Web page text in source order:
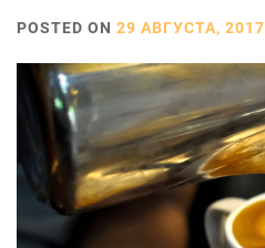
POSTED ON 29 АВГУСТА, 2017